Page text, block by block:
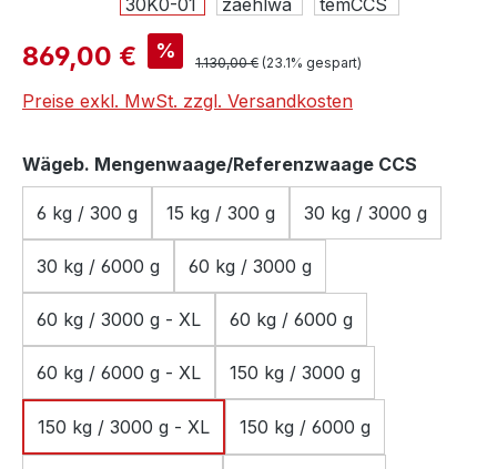
Verkaufspreis:
869,00 € % Regulärer Preis:
1.130,00 € (23.1% gespart)
Preise exkl. MwSt. zzgl. Versandkosten
Wägeb. Mengenwaage/Referenzwaage CCS
6 kg / 300 g 15 kg / 300 g 30 kg / 3000 g
30 kg / 6000 g 60 kg / 3000 g
60 kg / 3000 g - XL 60 kg / 6000 g
60 kg / 6000 g - XL 150 kg / 3000 g
150 kg / 3000 g - XL 150 kg / 6000 g